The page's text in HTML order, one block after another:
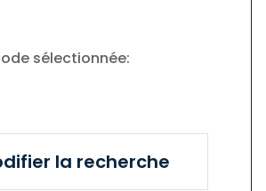
sélectionnée:
la recherche